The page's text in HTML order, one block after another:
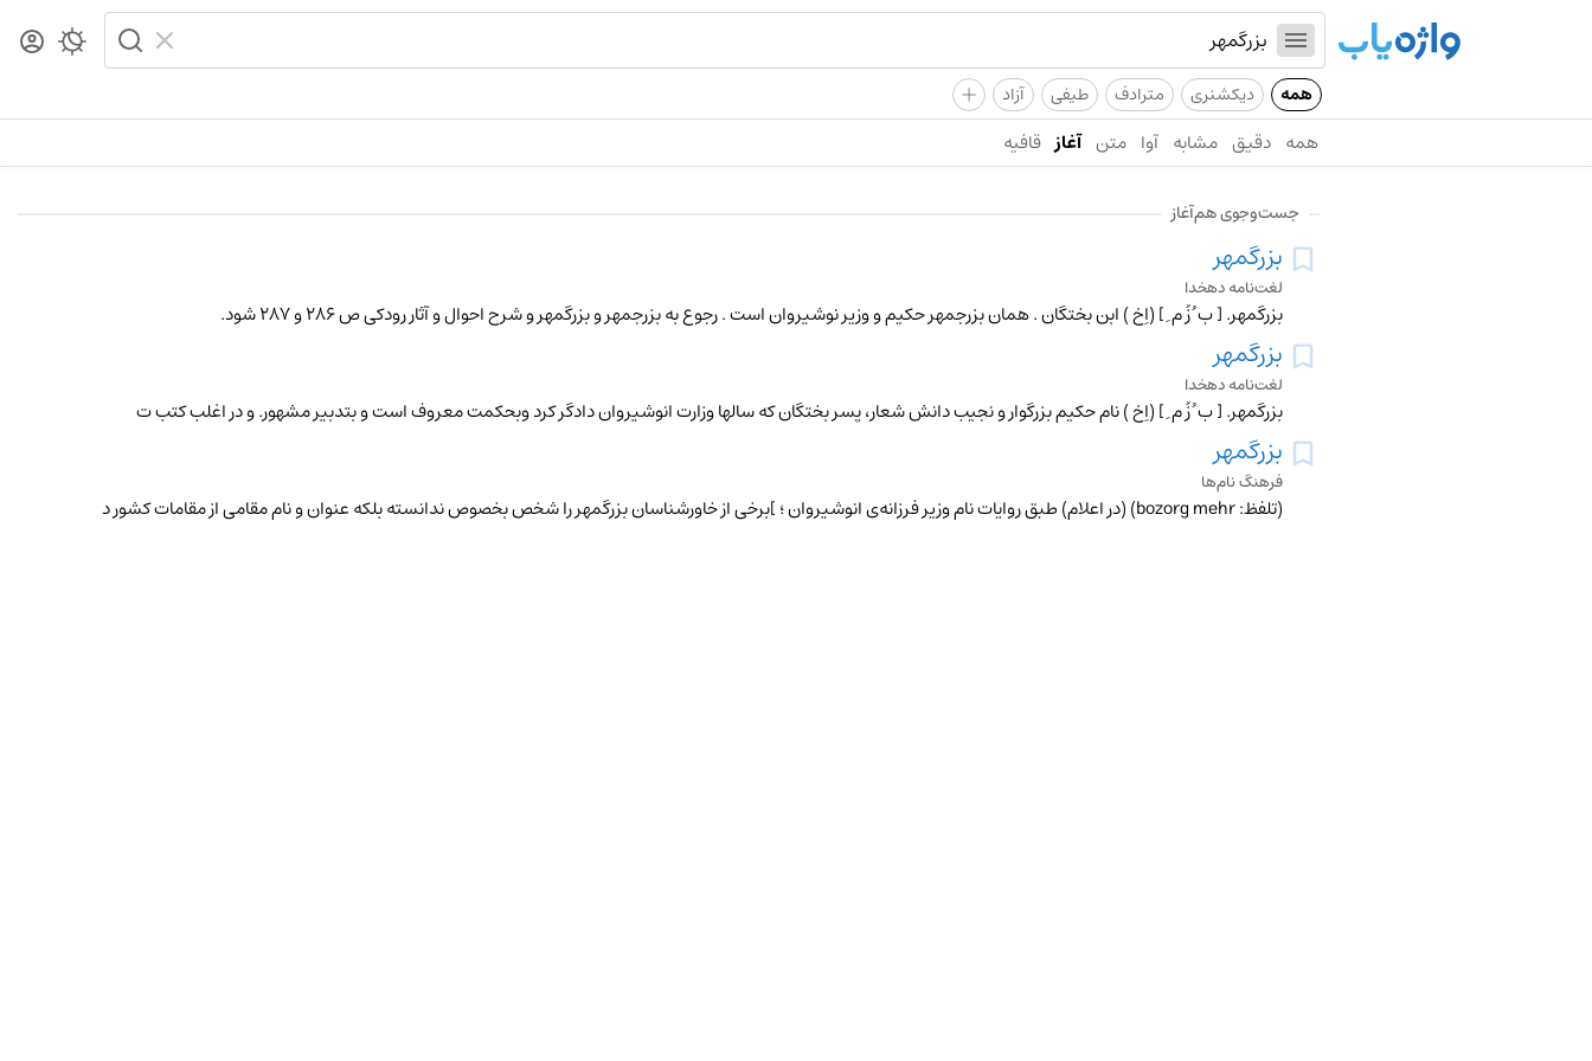
همه دیکشنری مترادف طیفی آزاد +
همه دقیق مشابه آوا متن آغاز قافیه
جست‌وجوی هم‌آغاز
بزرگمهر
لغت‌نامه دهخدا
بزرگمهر. [ ب ُ زُ م ِ ] (اِخ ) ابن بختگان . همان بزرجمهر حکیم و وزیر نوشیروان است . رجوع به بزرجمهر و بزرگمهر و شرح احوال و آثار رودکی ص 286 و 287 شود.
بزرگمهر
لغت‌نامه دهخدا
بزرگمهر. [ ب ُ زُ م ِ ] (اِخ ) نام حکیم بزرگوار و نجیب دانش شعار، پسر بختگان که سالها وزارت انوشیروان دادگر کرد وبحکمت معروف است و بتدبیر مشهور. و در اغلب کتب ت
بزرگمهر
فرهنگ نام‌ها
(تلفظ: bozorg mehr) (در اعلام) طبق روایات نام وزیر فرزانه‌ی انوشیروان ؛ ]برخی از خاورشناسان بزرگمهر را شخص بخصوص ندانسته بلکه عنوان و نام مقامی از مقامات کشور د